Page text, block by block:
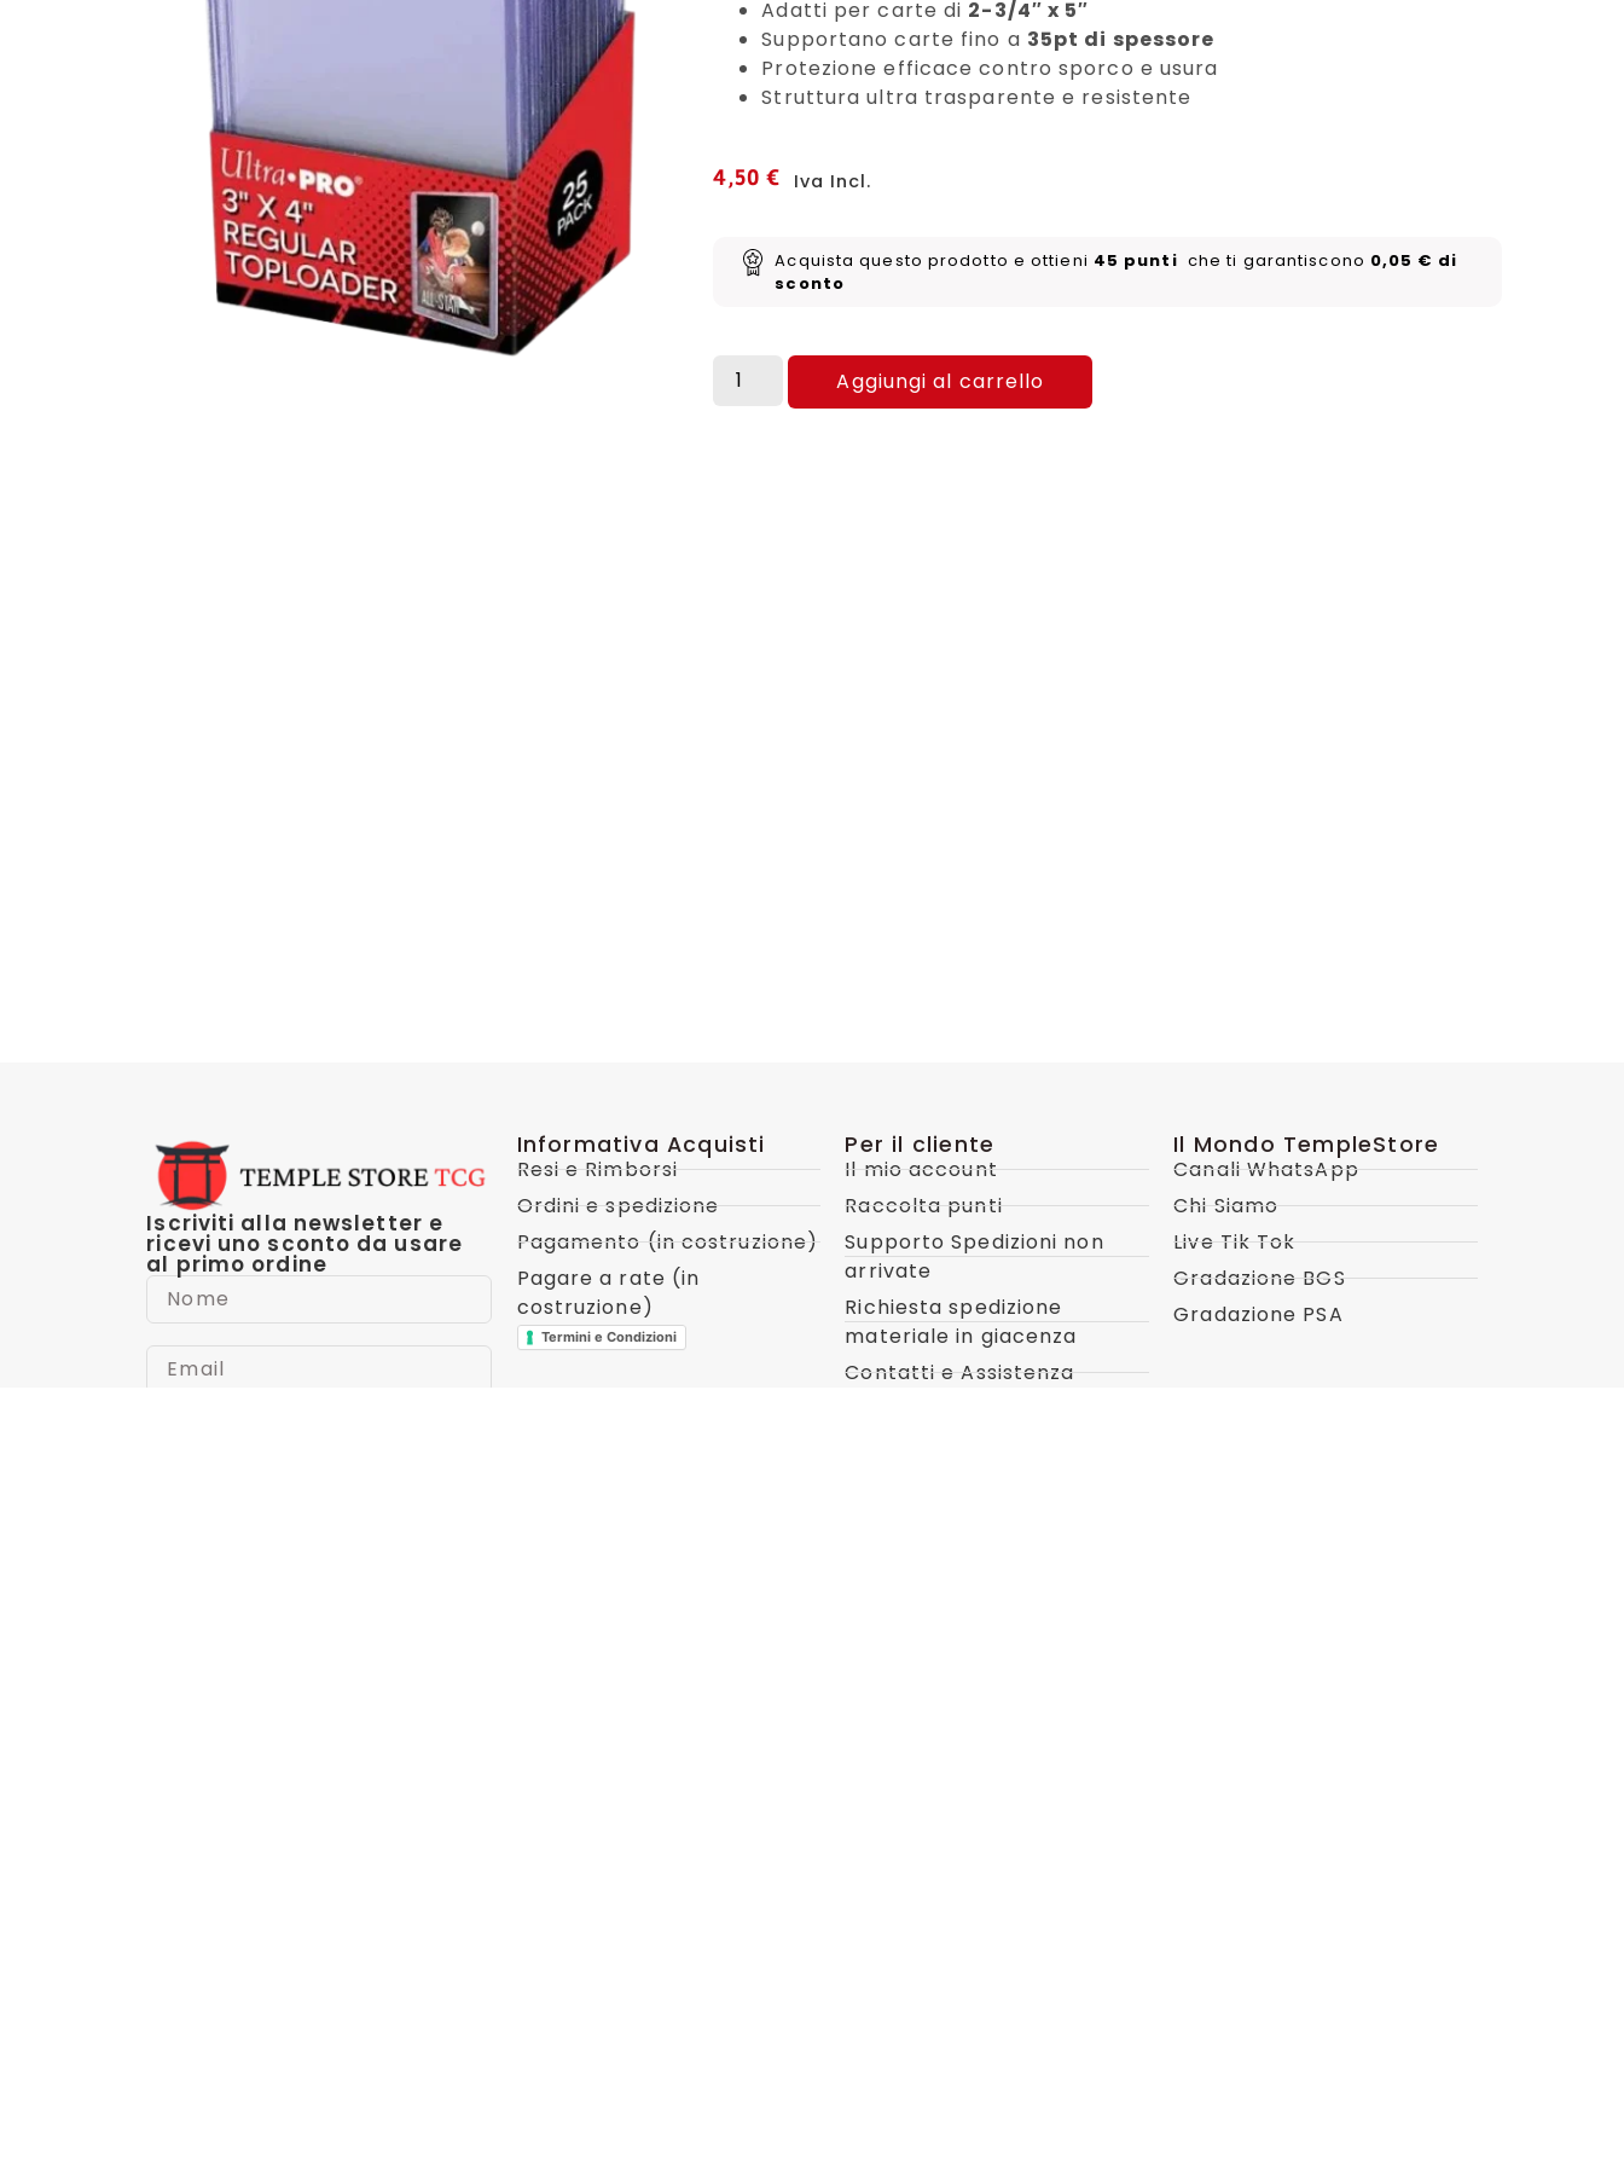
Adatti per carte di 2-3/4″ x 5″
Supportano carte fino a 35pt di spessore
Protezione efficace contro sporco e usura
Struttura ultra trasparente e resistente
4,50€ Iva Incl.
Acquista questo prodotto e ottieni 45 punti che ti garantiscono 0,05 € di
sconto
Aggiungi al carrello
Iscriviti alla newsletter e
ricevi uno sconto da usare
al primo ordine
Informativa Acquisti
Resi e Rimborsi
Ordini e spedizione
Pagamento (in costruzione)
Pagare a rate (in
costruzione)
Termini e Condizioni
Per il cliente
Il mio account
Raccolta punti
Supporto Spedizioni non
arrivate
Richiesta spedizione
materiale in giacenza
Contatti e Assistenza
Il Mondo TempleStore
Canali WhatsApp
Chi Siamo
Live Tik Tok
Gradazione BGS
Gradazione PSA